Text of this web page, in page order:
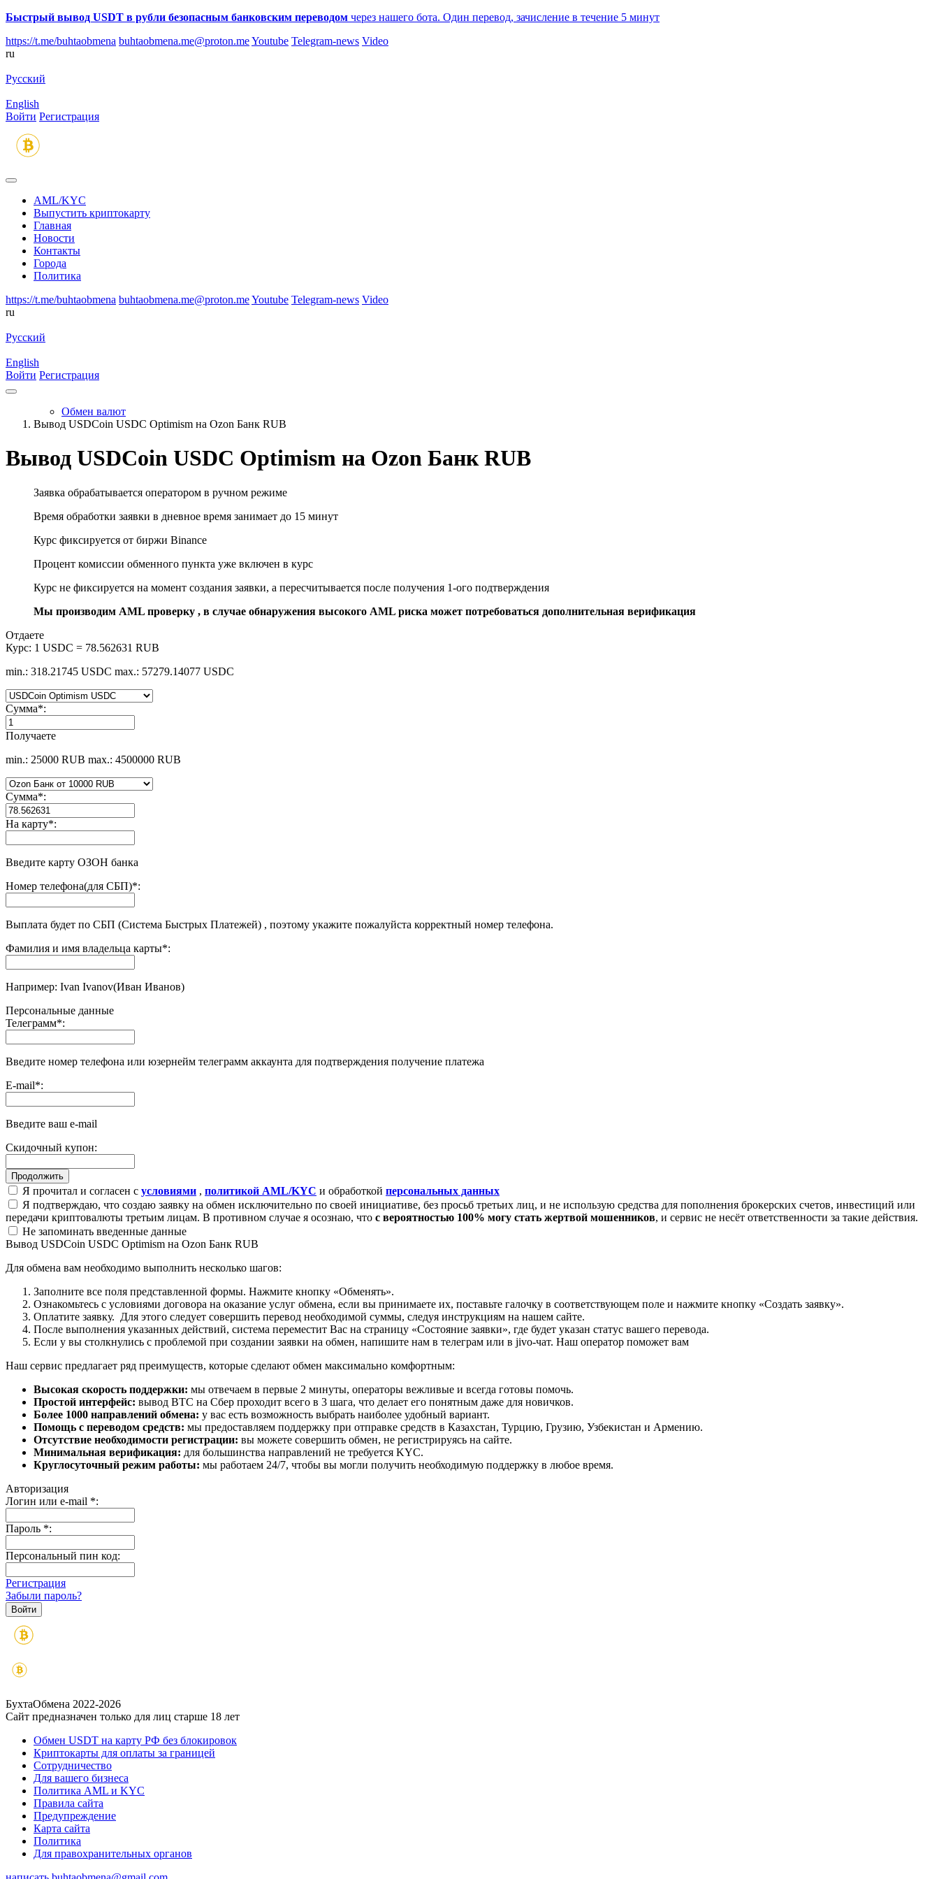
Быстрый вывод USDT в рубли безопасным банковским переводом через нашего бота. Один перевод, зачисление в течение 5 минут
https://t.me/buhtaobmena buhtaobmena.me@proton.meYoutube Telegram-news Video
ru
Русский
English
Войти Регистрация
AML/KYC
Выпустить криптокарту
Главная
Новости
Контакты
Города
Политика
https://t.me/buhtaobmena buhtaobmena.me@proton.meYoutube Telegram-news Video
ru
Русский
English
Войти Регистрация
Обмен валют
Вывод USDCoin USDC Optimism на Ozon Банк RUB
Вывод USDCoin USDC Optimism на Ozon Банк RUB
Заявка обрабатывается оператором в ручном режиме
Время обработки заявки в дневное время занимает до 15 минут
Курс фиксируется от биржи Binance
Процент комиссии обменного пункта уже включен в курс
Курс не фиксируется на момент создания заявки, а пересчитывается после получения 1-ого подтверждения
Мы производим AML проверку , в случае обнаружения высокого AML риска может потребоваться дополнительная верификация
Отдаете
Курс: 1 USDC = 78.562631 RUB
min.: 318.21745 USDC max.: 57279.14077 USDC
Сумма*:
Получаете
min.: 25000 RUB max.: 4500000 RUB
Сумма*:
На карту*:
Введите карту ОЗОН банка
Номер телефона(для СБП)*:
Выплата будет по СБП (Система Быстрых Платежей) , поэтому укажите пожалуйста корректный номер телефона.
Фамилия и имя владельца карты*:
Например: Ivan Ivanov(Иван Иванов)
Персональные данные
Телеграмм*:
Введите номер телефона или юзернейм телеграмм аккаунта для подтверждения получение платежа
E-mail*:
Введите ваш e-mail
Скидочный купон:
Я прочитал и согласен с условиями , политикой AML/KYC и обработкой персональных данных
Я подтверждаю, что создаю заявку на обмен исключительно по своей инициативе, без просьб третьих лиц, и не использую средства для пополнения брокерских счетов, инвестиций или
передачи криптовалюты третьим лицам. В противном случае я осознаю, что с вероятностью 100% могу стать жертвой мошенников, и сервис не несёт ответственности за такие действия.
Не запоминать введенные данные
Вывод USDCoin USDC Optimism на Ozon Банк RUB
Для обмена вам необходимо выполнить несколько шагов:
Заполните все поля представленной формы. Нажмите кнопку «Обменять».
Ознакомьтесь с условиями договора на оказание услуг обмена, если вы принимаете их, поставьте галочку в соответствующем поле и нажмите кнопку «Создать заявку».
Оплатите заявку. Для этого следует совершить перевод необходимой суммы, следуя инструкциям на нашем сайте.
После выполнения указанных действий, система переместит Вас на страницу «Состояние заявки», где будет указан статус вашего перевода.
Если у вы столкнулись с проблемой при создании заявки на обмен, напишите нам в телеграм или в jivo-чат. Наш оператор поможет вам
Наш сервис предлагает ряд преимуществ, которые сделают обмен максимально комфортным:
Высокая скорость поддержки: мы отвечаем в первые 2 минуты, операторы вежливые и всегда готовы помочь.
Простой интерфейс: вывод BTC на Сбер проходит всего в 3 шага, что делает его понятным даже для новичков.
Более 1000 направлений обмена: у вас есть возможность выбрать наиболее удобный вариант.
Помощь с переводом средств: мы предоставляем поддержку при отправке средств в Казахстан, Турцию, Грузию, Узбекистан и Армению.
Отсутствие необходимости регистрации: вы можете совершить обмен, не регистрируясь на сайте.
Минимальная верификация: для большинства направлений не требуется KYC.
Круглосуточный режим работы: мы работаем 24/7, чтобы вы могли получить необходимую поддержку в любое время.
Авторизация
Логин или e-mail *:
Пароль *:
Персональный пин код:
Регистрация
Забыли пароль?
БухтаОбмена 2022-2026
Сайт предназначен только для лиц старше 18 лет
Обмен USDT на карту РФ без блокировок
Криптокарты для оплаты за границей
Сотрудничество
Для вашего бизнеса
Политика AML и KYC
Правила сайта
Предупреждение
Карта сайта
Политика
Для правохранительных органов